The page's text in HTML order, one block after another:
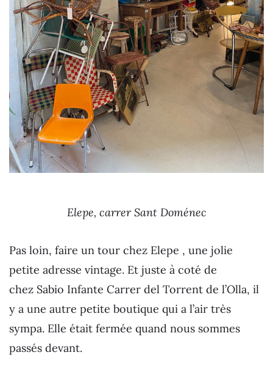
Elepe, carrer Sant Doménec
Pas loin, faire un tour chez Elepe , une jolie
petite adresse vintage. Et juste à coté de
chez Sabio Infante Carrer del Torrent de l’Olla, il
y a une autre petite boutique qui a l’air très
sympa. Elle était fermée quand nous sommes
passés devant.